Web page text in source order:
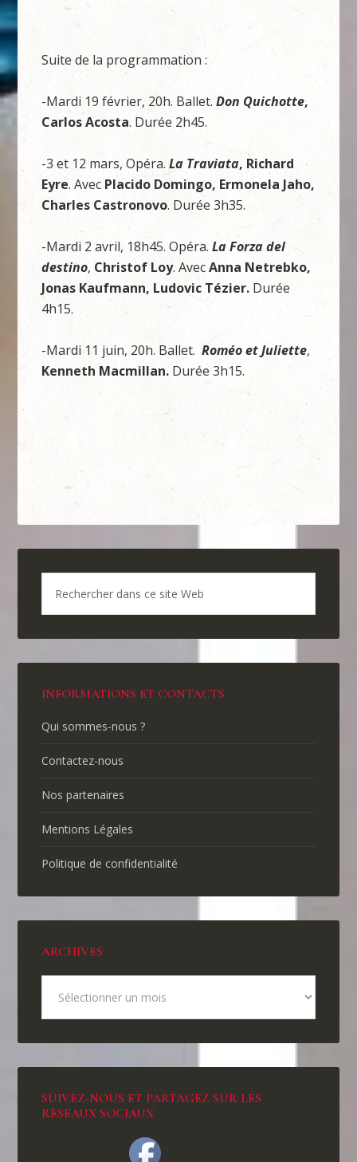
Suite de la programmation :
-Mardi 19 février, 20h. Ballet.Don Quichotte,
Carlos Acosta. Durée 2h45.
-3 et 12 mars, Opéra.La Traviata, Richard
Eyre. Avec Placido Domingo, Ermonela Jaho,
Charles Castronovo. Durée 3h35.
-Mardi 2 avril, 18h45. Opéra.La Forza del
destino, Christof Loy. AvecAnna Netrebko,
Jonas Kaufmann, Ludovic Tézier. Durée
4h15.
-Mardi 11 juin, 20h. Ballet.Roméo et Juliette,
Kenneth Macmillan. Durée 3h15.
INFORMATIONS ET CONTACTS
Qui sommes-nous ?
Contactez-nous
Nos partenaires
Mentions Légales
Politique de confidentialité
ARCHIVES
SUIVEZ-NOUS ET PARTAGEZ SUR LES
RÉSEAUX SOCIAUX